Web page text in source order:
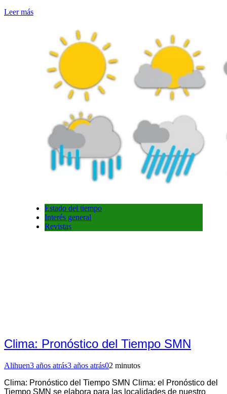
Leer más
Estado del tiempo
Interés general
Revistas
Clima: Pronóstico del Tiempo SMN
Alihuen3 años atrás3 años atrás02 minutos
Clima: Pronóstico del Tiempo SMN Clima: el Pronóstico del
Tiempo SMN se elabora para las localidades de nuestro